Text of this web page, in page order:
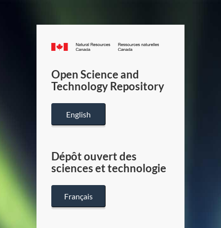
Canada.ca
/
Canada
Open Science and
Technology Repository
English
Dépôt ouvert des
sciences et technologie
Français